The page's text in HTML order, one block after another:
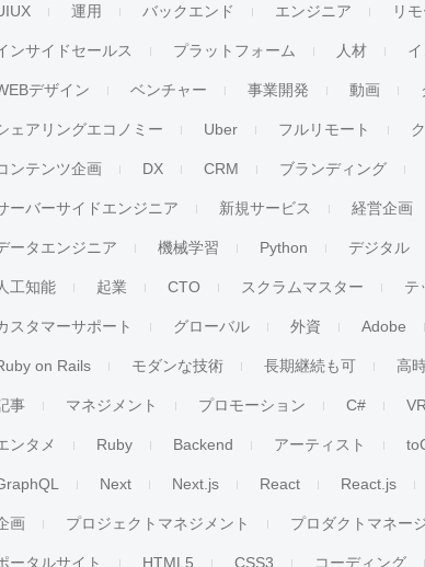
運用 バックエンド エンジニア リ
ンサイドセールス プラットフォーム 人材
デザイン ベンチャー 事業開発 動画
ェアリングエコノミー Uber フルリモート
ンテンツ企画 DX CRM ブランディング
ーバーサイドエンジニア 新規サービス 経営企画
ータエンジニア 機械学習 Python デジタル
工知能 起業 CTO スクラムマスター テ
スタマーサポート グローバル 外資 Adobe
on Rails モダンな技術 長期継続も可 高
事 マネジメント プロモーション C# VR
ンタメ Ruby Backend アーティスト
Next Next.js React React.js
画 プロジェクトマネジメント プロダクトマネー
ータルサイト HTML5 CSS3 コーディング